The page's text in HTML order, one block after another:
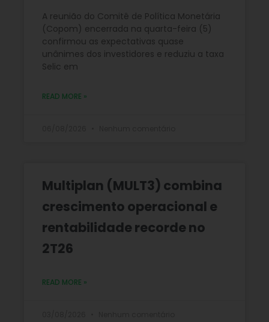
A reunião do Comitê de Política Monetária
(Copom) encerrada na quarta-feira (5)
confirmou as expectativas quase
unânimes dos investidores e reduziu a taxa
Selic em
READ MORE »
Multiplan (MULT3) combina
crescimento operacional e
rentabilidade recorde no
2T26
READ MORE »